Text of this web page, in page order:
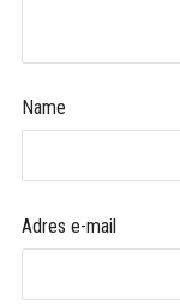
Name
Adres e-mail